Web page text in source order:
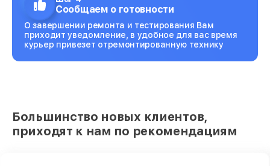
Сообщаем о готовности
О завершении ремонта и тестирования Вам
приходит уведомление, в удобное для вас время
курьер привезет отремонтированную технику
Большинство новых клиентов,
приходят к нам по рекомендациям